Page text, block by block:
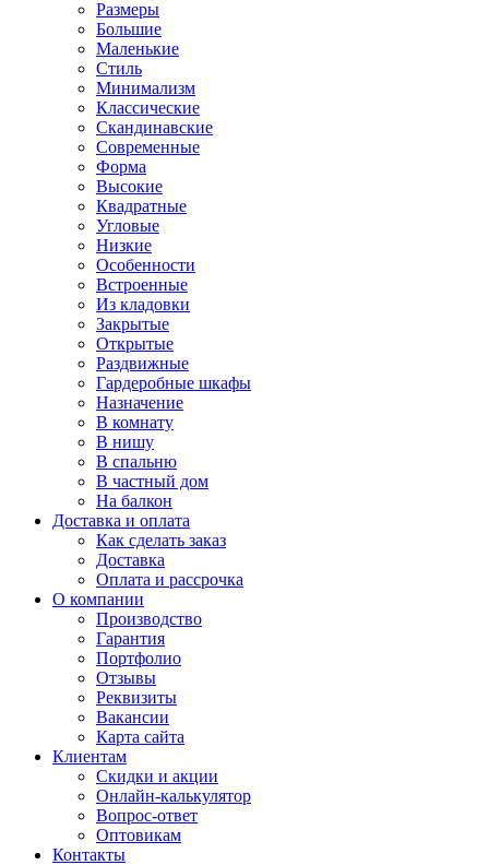
Размеры
Большие
Маленькие
Стиль
Минимализм
Классические
Скандинавские
Современные
Форма
Высокие
Квадратные
Угловые
Низкие
Особенности
Встроенные
Из кладовки
Закрытые
Открытые
Раздвижные
Гардеробные шкафы
Назначение
В комнату
В нишу
В спальню
В частный дом
На балкон
Доставка и оплата
Как сделать заказ
Доставка
Оплата и рассрочка
О компании
Производство
Гарантия
Портфолио
Отзывы
Реквизиты
Вакансии
Карта сайта
Клиентам
Скидки и акции
Онлайн-калькулятор
Вопрос-ответ
Оптовикам
Контакты